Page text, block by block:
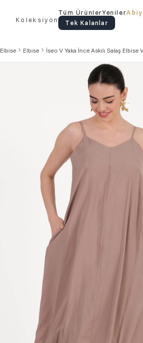
Koleksiyon
Tüm ÜrünlerYeniler
Tek Kalanlar
Elbise Elbise İseo V Yaka İnce Askılı Salaş Elbise